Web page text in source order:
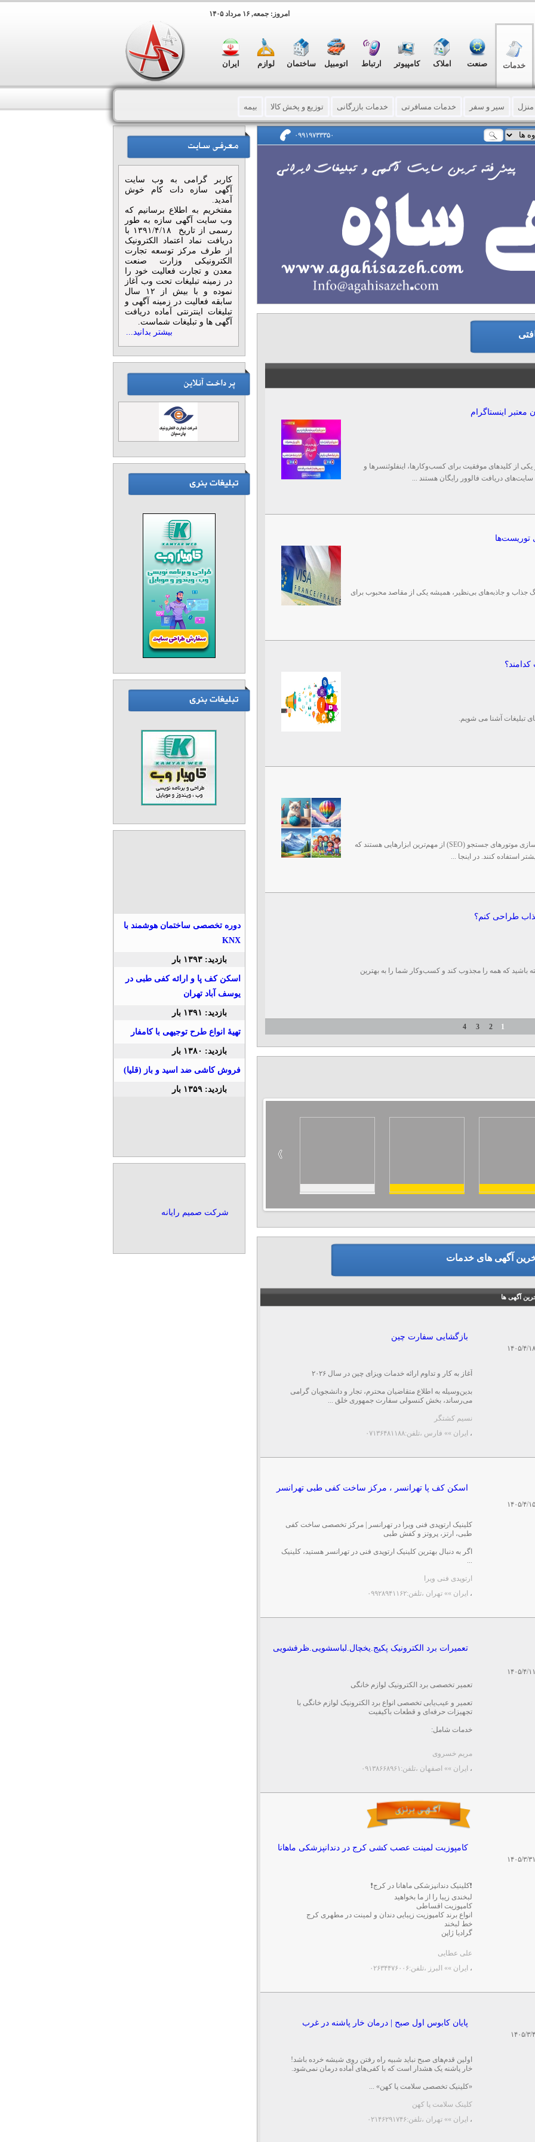
امروز: جمعه, ۱۶ مرداد ۱۴۰۵
خدمات صنعت املاک کامپیوتر ارتباط اتومبیل ساختمان لوازم ایران
سیر و سفر خدمات مسافرتی خدمات بازرگانی توزیع و پخش کالا بیمه
مشاوره حقوقی - فردی - سازمانی ماشینهای اداری آرایشی - بهداشتی مجالس و مراسم
باربری (حمل لوازم و اثاثه) خدمات ورزشی فرهنگی و هنری فضای سبز
تابلو های تبلیغاتی
کارت ویزیت حکاکی و برش لیزری خدمات نمایشگاهی هدایای تبلیغاتی
شرکتها خدمات تفریحی دامپزشکی
۰۹۹۱۹۷۳۳۳۵۰
اینستاگرام
یکی از کلیدهای موفقیت برای کسب‌وکارها، اینفلوئنسرها و
سایت‌های دریافت فالوور رایگان هستند ...
توریست‌ها
جذاب و جاذبه‌های بی‌نظیر، همیشه یکی از مقاصد محبوب برای
کدامند؟
تبلیغات آشنا می شویم.
تبلیغات در فضای وب، طراحی سایت و بهینه‌سازی موتورهای جستجو (SEO) از مهم‌ترین ابزارهایی هستند که
استفاده کنند. در اینجا ...
طراحی کنم؟
باشید که همه را مجذوب کند و کسب‌وکار شما را به بهترین
1
2
3
4
آگهی های خدمات
آگهی ها
۱۴۰۵/۴/۱۸
بازگشایی سفارت چین
آغاز به کار و تداوم ارائه خدمات ویزای چین در سال ۲۰۲۶
بدین‌وسیله به اطلاع متقاضیان محترم، تجار و دانشجویان گرامی
می‌رساند، بخش کنسولی سفارت جمهوری خلق ...
نسیم کشتگر
، ایران »» فارس ،تلفن:۰۷۱۳۶۴۸۱۱۸۸
۱۴۰۵/۴/۱۵
اسکن کف پا تهرانسر ، مرکز ساخت کفی طبی تهرانسر
کلینیک ارتوپدی فنی ویرا در تهرانسر | مرکز تخصصی ساخت کفی
طبی، ارتز، پروتز و کفش طبی
اگر به دنبال بهترین کلینیک ارتوپدی فنی در تهرانسر هستید، کلینیک
...
ارتوپدی فنی ویرا
، ایران »» تهران ،تلفن:۰۹۹۲۸۹۴۱۱۶۲
۱۴۰۵/۴/۱۱
تعمیرات برد الکترونیک پکیج.یخچال.لباسشویی.ظرفشویی
تعمیر تخصصی برد الکترونیک لوازم خانگی
تعمیر و عیب‌یابی تخصصی انواع برد الکترونیک لوازم خانگی با
تجهیزات حرفه‌ای و قطعات باکیفیت
خدمات شامل:
...
مریم خسروی
، ایران »» اصفهان ،تلفن:۰۹۱۳۸۶۶۸۹۶۱
۱۴۰۵/۳/۳۱
کامپوزیت لمینت عصب کشی کرج در دندانپزشکی ماهانا
❗️کلینیک دندانپزشکی ماهانا در کرج❗️
لبخندی زیبا را از ما بخواهید
کامپوزیت اقساطی
انواع برند کامپوزیت زیبایی دندان و لمینت در مطهری کرج
خط لبخند
گرادیا ژاپن
علی عطایی
، ایران »» البرز ،تلفن:۰۲۶۳۴۴۷۶۰۰۶
۱۴۰۵/۳/۴
پایان کابوس اول صبح | درمان خار پاشنه در غرب
اولین قدم‌های صبح نباید شبیه راه رفتن روی شیشه خرده باشد!
خار پاشنه یک هشدار است که با کفی‌های آماده درمان نمی‌شود.
«کلینیک تخصصی سلامت پا کهن» ...
کلینک سلامت پا کهن
، ایران »» تهران ،تلفن:۰۲۱۴۶۲۹۱۷۴۶
کاربر گرامی به وب سایت
آگهی سازه دات کام خوش
آمدید.
مفتخریم به اطلاع برسانیم که
وب سایت آگهی سازه به طور
رسمی از تاریخ ۱۳۹۱/۴/۱۸ با
دریافت نماد اعتماد الکترونیک
از طرف مرکز توسعه تجارت
الکترونیکی وزارت صنعت
معدن و تجارت فعالیت خود را
در زمینه تبلیغات تحت وب آغاز
نموده و با بیش از ۱۲ سال
سابقه فعالیت در زمینه آگهی و
تبلیغات اینترنتی آماده دریافت
آگهی ها و تبلیغات شماست.
بیشتر بدانید...
دوره تخصصی ساختمان هوشمند با
KNX
بازدید: ۱۳۹۳ بار
اسکن کف پا و ارائه کفی طبی در
یوسف آباد تهران
بازدید: ۱۳۹۱ بار
تهیۀ انواع طرح توجیهی با کامفار
بازدید: ۱۳۸۰ بار
فروش کاشی ضد اسید و باز (قلیا)
بازدید: ۱۳۵۹ بار
شرکت صمیم رایانه